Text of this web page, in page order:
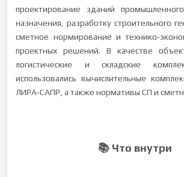
проектирование зданий
назначения, разработку строительного
сметное нормирование и
проектных решений. В качестве
логистические и складские
использовались вычислительные
ЛИРА‑САПР, а также нормативы СП и
📚 Что внутри